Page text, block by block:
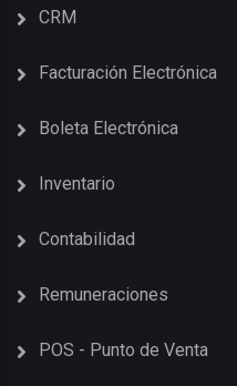
CRM
Facturación Electrónica
Boleta Electrónica
Inventario
Contabilidad
Remuneraciones
POS - Punto de Venta